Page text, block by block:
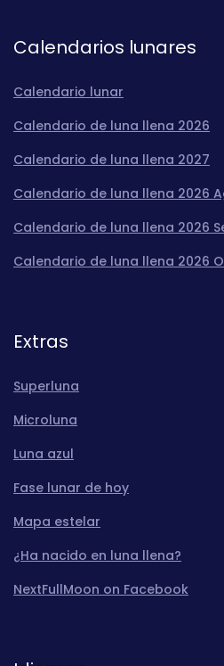
Calendarios lunares
Calendario lunar
Calendario de luna llena 2026
Calendario de luna llena 2027
Calendario de luna llena 2026
Calendario de luna llena 2026
Calendario de luna llena 2026
Extras
Superluna
Microluna
Luna azul
Fase lunar de hoy
Mapa estelar
¿Ha nacido en luna llena?
NextFullMoon on Facebook